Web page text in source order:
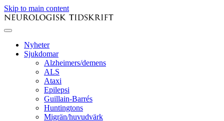
Skip to main content
Nyheter
Sjukdomar
Alzheimers/demens
ALS
Ataxi
Epilepsi
Guillain-Barrés
Huntingtons
Migrän/huvudvärk